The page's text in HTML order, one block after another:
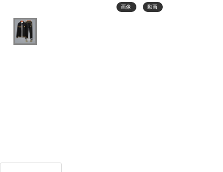
画像 動画